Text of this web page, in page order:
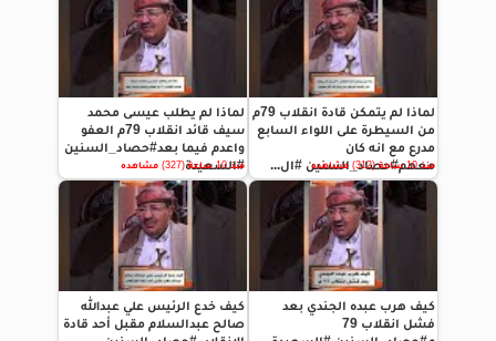
لماذا لم يتمكن قادة انقلاب 79م
من السيطرة على اللواء السابع
مدرع مع انه كان
معهم#حصاد_السنين #ال...
منذ 10 ساعة (312) مشاهده
لماذا لم يطلب عيسى محمد
سيف قائد انقلاب 79م العفو
واعدم فيما بعد#حصاد_السنين
#السعيدة
منذ 10 ساعة (327) مشاهده
كيف هرب عبده الجندي بعد
فشل انقلاب 79
كيف خدع الرئيس علي عبدالله
صالح عبدالسلام مقبل أحد قادة